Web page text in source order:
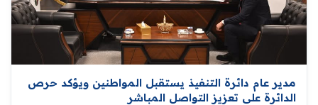
مدير عام دائرة التنفيذ يستقبل المواطنين ويؤكد حرص
الدائرة على تعزيز التواصل المباشر